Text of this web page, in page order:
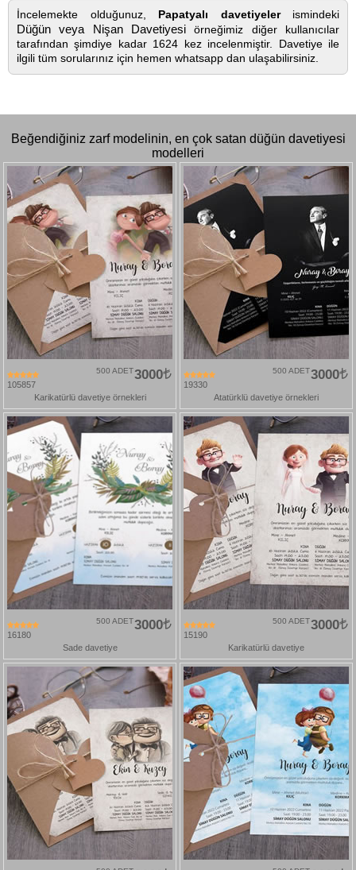
İncelemekte olduğunuz, Papatyalı davetiyelerismindeki
Düğün veya Nişan Davetiyesi örneğimiz diğer kullanıcılar
tarafından şimdiye kadar 1624 kez incelenmiştir. Davetiye ile
ilgili tüm sorularınız için hemen whatsapp dan ulaşabilirsiniz.
Beğendiğiniz zarf modelinin, en çok satan düğün davetiyesi
modelleri
105857
3000
500 ADET
Karikatürlü davetiye örnekleri
19330
3000
500 ADET
Atatürklü davetiye örnekleri
16180
3000
500 ADET
Sade davetiye
15190
3000
500 ADET
Karikatürlü davetiye